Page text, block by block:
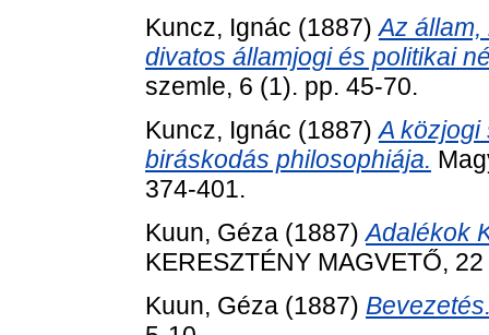
Kuncz, Ignác (1887)Az
divatos államjogi és politikai
szemle, 6 (1). pp. 45-70.
Kuncz, Ignác (1887)A közjogi
biráskodás philosophiája.
374-401.
Kuun, Géza (1887)Adalékok
KERESZTÉNY MAGVETŐ,
Kuun, Géza (1887)